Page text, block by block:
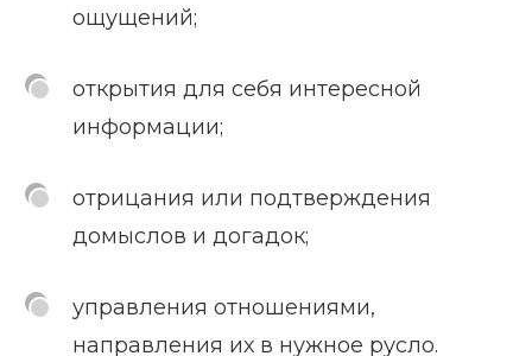
ощущений;
открытия для себя интересной
информации;
отрицания или подтверждения
домыслов и догадок;
управления отношениями,
направления их в нужное русло.